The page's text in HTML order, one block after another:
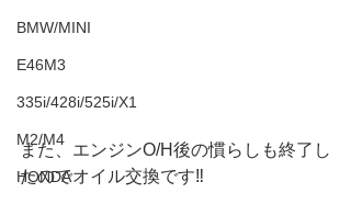
BMW/MINI
E46M3
335i/428i/525i/X1
M2/M4
HONDA
また、エンジンO/H後の慣らしも終了し
たのでオイル交換です‼️